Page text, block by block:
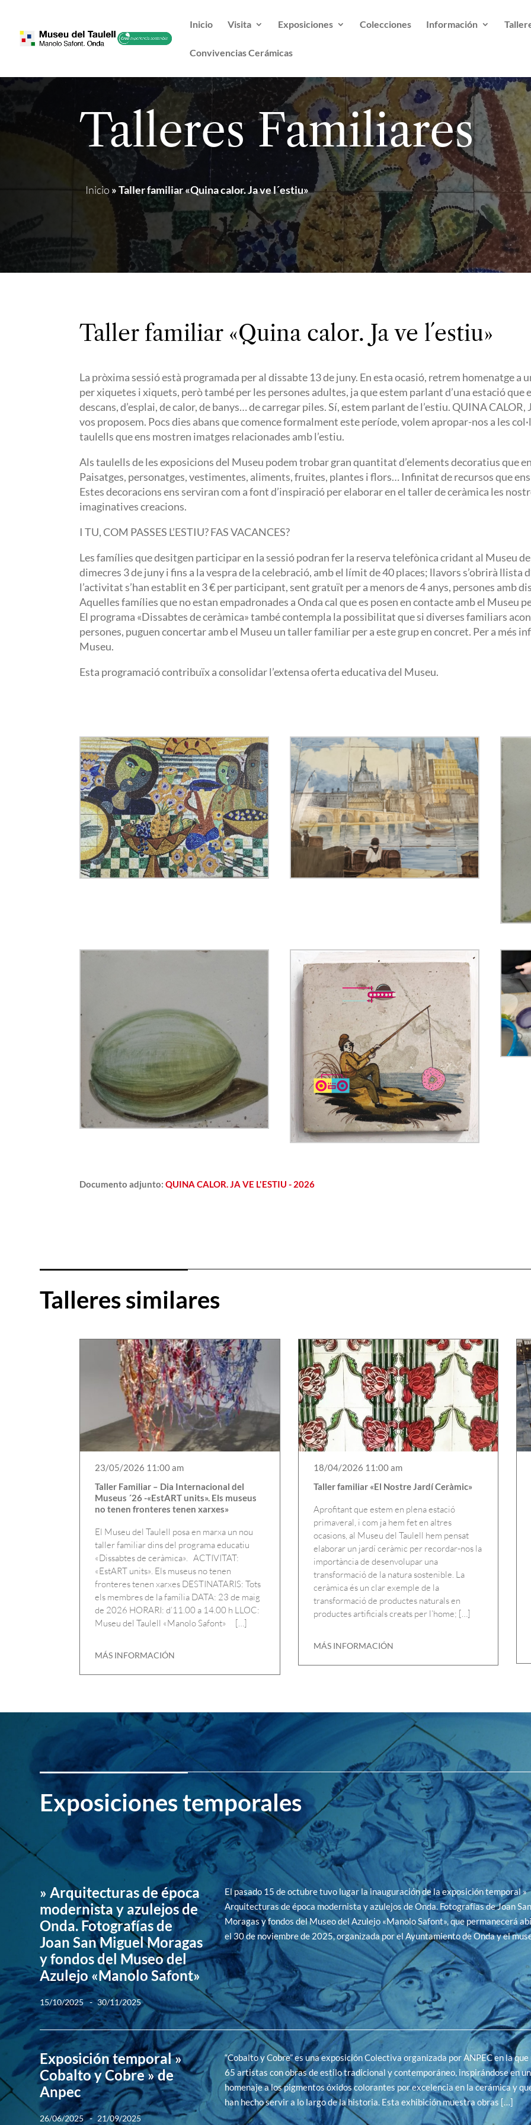
Inicio Visita Exposiciones Colecciones Información
Convivencias Cerámicas
Talleres Familiares
Inicio »Taller familiar «Quina calor. Ja ve l´estiu»
Taller familiar «Quina calor. Ja ve l´estiu»
La pròxima sessió està programada per al dissabte 13 de juny. En esta ocasió, retrem homenatge a
per xiquetes i xiquets, però també per les persones adultes, ja que estem parlant d’una estació que
descans, d’esplai, de calor, de banys… de carregar piles. Sí, estem parlant de l’estiu. QUINA CALOR,
vos proposem. Pocs dies abans que comence formalment este període, volem apropar-nos a les
taulells que ens mostren imatges relacionades amb l’estiu.
Als taulells de les exposicions del Museu podem trobar gran quantitat d’elements decoratius que
Paisatges, personatges, vestimentes, aliments, fruites, plantes i flors… Infinitat de recursos que
Estes decoracions ens serviran com a font d’inspiració per elaborar en el taller de ceràmica les
imaginatives creacions.
I TU, COM PASSES L’ESTIU? FAS VACANCES?
Les famílies que desitgen participar en la sessió podran fer la reserva telefònica cridant al Museu
dimecres 3 de juny i fins a la vespra de la celebració, amb el límit de 40 places; llavors s’obrirà llista
l’activitat s’han establit en 3 € per participant, sent gratuït per a menors de 4 anys, persones amb
Aquelles famílies que no estan empadronades a Onda cal que es posen en contacte amb el Museu
El programa «Dissabtes de ceràmica» també contempla la possibilitat que si diverses familiars
persones, puguen concertar amb el Museu un taller familiar per a este grup en concret. Per a més
Museu.
Esta programació contribuïx a consolidar l’extensa oferta educativa del Museu.
Documento adjunto:QUINA CALOR. JA VE L'ESTIU - 2026
Talleres similares
23/05/2026 11:00 am
Taller Familiar – Dia Internacional del
Museus ´26 -«EstART units». Els museus
no tenen fronteres tenen xarxes»
El Museu del Taulell posa en marxa un nou
taller familiar dins del programa educatiu
«Dissabtes de ceràmica». ACTIVITAT:
«EstART units». Els museus no tenen
fronteres tenen xarxes DESTINATARIS: Tots
els membres de la família DATA: 23 de maig
de 2026 HORARI: d’11.00 a 14.00 h LLOC:
Museu del Taulell «Manolo Safont» […]
MÁS INFORMACIÓN
18/04/2026 11:00 am
Taller familiar «El Nostre Jardí Ceràmic»
Aprofitant que estem en plena estació
primaveral, i com ja hem fet en altres
ocasions, al Museu del Taulell hem pensat
elaborar un jardí ceràmic per recordar-nos la
importància de desenvolupar una
transformació de la natura sostenible. La
ceràmica és un clar exemple de la
transformació de productes naturals en
productes artificials creats per l’home; […]
MÁS INFORMACIÓN
Exposiciones temporales
» Arquitecturas de época
modernista y azulejos de
Onda. Fotografías de
Joan San Miguel Moragas
y fondos del Museo del
Azulejo «Manolo Safont»
15/10/2025 - 30/11/2025
El pasado 15 de octubre tuvo lugar la inauguración de la exposición temporal »
Arquitecturas de época modernista y azulejos de Onda. Fotografías de Joan
Moragas y fondos del Museo del Azulejo «Manolo Safont», que permanecerá
el 30 de noviembre de 2025, organizada por el Ayuntamiento de Onda y el
Exposición temporal »
Cobalto y Cobre » de
Anpec
26/06/2025 - 21/09/2025
“Cobalto y Cobre” es una exposición Colectiva organizada por ANPEC en la
65 artistas con obras de estilo tradicional y contemporáneo, inspirándose en
homenaje a los pigmentos óxidos colorantes por excelencia en la cerámica y
han hecho servir a lo largo de la historia. Esta exhibición muestra obras […]